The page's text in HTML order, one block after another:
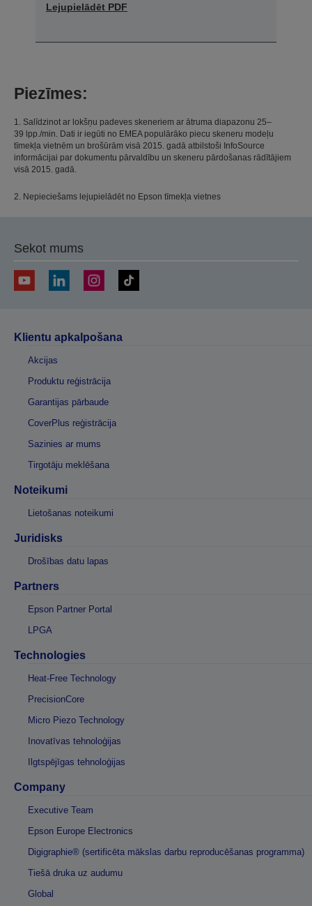
Lejupielādēt PDF
Piezīmes:
1. Salīdzinot ar lokšņu padeves skeneriem ar ātruma diapazonu 25–
39 lpp./min. Dati ir iegūti no EMEA populārāko piecu skeneru modeļu
tīmekļa vietnēm un brošūrām visā 2015. gadā atbilstoši InfoSource
informācijai par dokumentu pārvaldību un skeneru pārdošanas rādītājiem
visā 2015. gadā.
2. Nepieciešams lejupielādēt no Epson tīmekļa vietnes
Sekot mums
Klientu apkalpošana
Akcijas
Produktu reģistrācija
Garantijas pārbaude
CoverPlus reģistrācija
Sazinies ar mums
Tirgotāju meklēšana
Noteikumi
Lietošanas noteikumi
Juridisks
Drošības datu lapas
Partners
Epson Partner Portal
LPGA
Technologies
Heat-Free Technology
PrecisionCore
Micro Piezo Technology
Inovatīvas tehnoloģijas
Ilgtspējīgas tehnoloģijas
Company
Executive Team
Epson Europe Electronics
Digigraphie® (sertificēta mākslas darbu reproducēšanas programma)
Tiešā druka uz audumu
Global